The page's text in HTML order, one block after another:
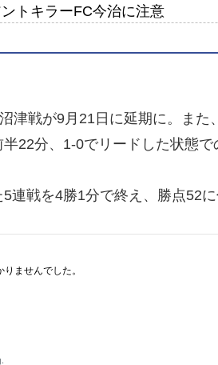
トキラーFC今治に注意
津戦が9月21日に延期に。また
22分、1-0でリードした状態で
連戦を4勝1分で終え、勝点52に